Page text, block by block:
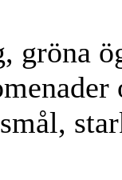
gröna